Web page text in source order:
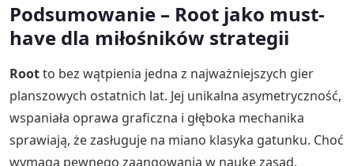
Podsumowanie – Root jako must-
have dla miłośników strategii
Rootto bez wątpienia jedna z najważniejszych gier
planszowych ostatnich lat. Jej unikalna asymetryczność,
wspaniała oprawa graficzna i głęboka mechanika
sprawiają, że zasługuje na miano klasyka gatunku. Choć
wymaga pewnego zaangowania w naukę zasad,